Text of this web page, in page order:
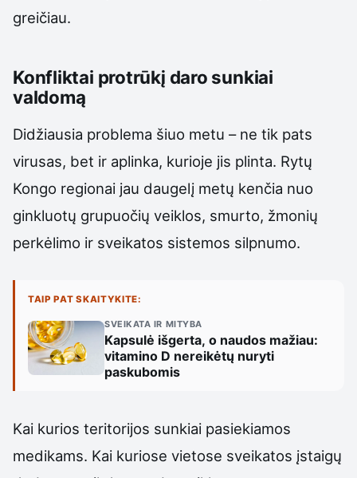
greičiau.
Konfliktai protrūkį daro sunkiai
valdomą
Didžiausia problema šiuo metu – ne tik pats
virusas, bet ir aplinka, kurioje jis plinta. Rytų
Kongo regionai jau daugelį metų kenčia nuo
ginkluotų grupuočių veiklos, smurto, žmonių
perkėlimo ir sveikatos sistemos silpnumo.
TAIP PAT SKAITYKITE:
SVEIKATA IR MITYBA
Kapsulė išgerta, o naudos mažiau:
vitamino D nereikėtų nuryti
paskubomis
Kai kurios teritorijos sunkiai pasiekiamos
medikams. Kai kuriose vietose sveikatos įstaigų